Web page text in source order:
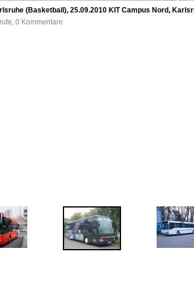
(Basketball), 25.09.2010 KIT Campus Nord,
0 Kommentare